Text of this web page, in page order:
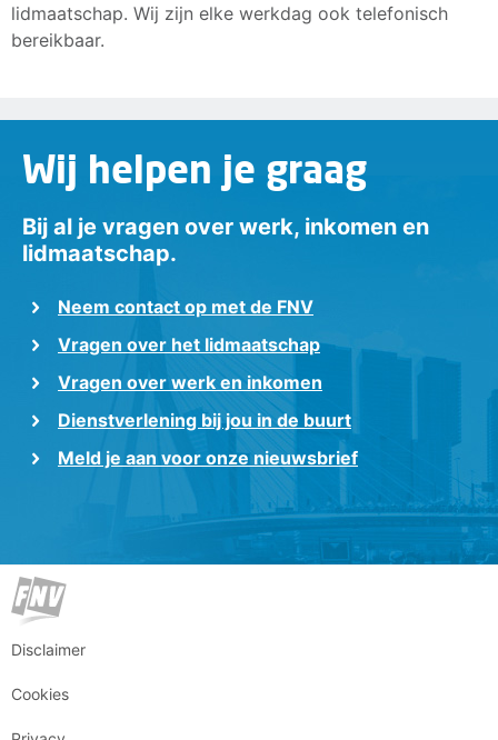
lidmaatschap. Wij zijn elke werkdag ook telefonisch
bereikbaar.
Wij helpen je graag
Bij al je vragen over werk, inkomen en
lidmaatschap.
Neem contact op met de FNV
Vragen over het lidmaatschap
Vragen over werk en inkomen
Dienstverlening bij jou in de buurt
Meld je aan voor onze nieuwsbrief
Disclaimer
Cookies